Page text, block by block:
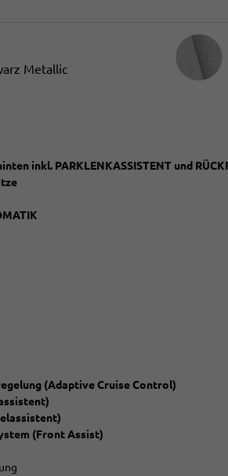
Metallic
inkl. PARKLENKASSISTENT und
(Adaptive Cruise Control)
(Front Assist)